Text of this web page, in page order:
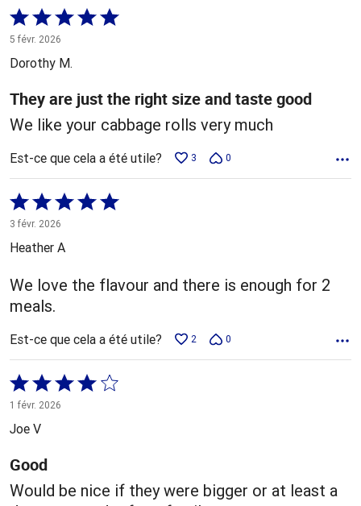
Coté
5 sur
5
5 févr. 2026
Dorothy M.
They are just the right size and taste good
We like your cabbage rolls very much
Est-ce que cela a été utile? 3 0
Coté
5 sur
5
3 févr. 2026
Heather A
We love the flavour and there is enough for 2
meals.
Est-ce que cela a été utile? 2 0
Coté
4 sur
5
1 févr. 2026
Joe V
Good
Would be nice if they were bigger or at least a